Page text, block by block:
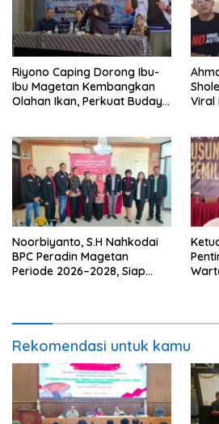
Riyono Caping Dorong Ibu-
Ibu Magetan Kembangkan
Olahan Ikan, Perkuat Budaya
Viral
Noorbiyanto, S.H Nahkodai
BPC Peradin Magetan
Periode 2026–2028, Siap
Rekomendasi untuk kamu